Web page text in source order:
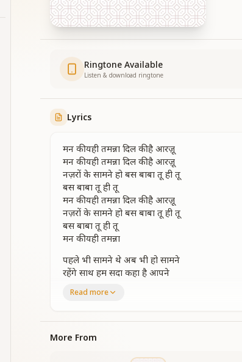
Ringtone Available
Listen & download ringtone
Lyrics
मन की यही तमन्ना दिल की है आरज़ू
मन की यही तमन्ना दिल की है आरज़ू
नज़रों के सामने हो बस बाबा तू ही तू
बस बाबा तू ही तू
मन की यही तमन्ना दिल की है आरज़ू
नज़रों के सामने हो बस बाबा तू ही तू
बस बाबा तू ही तू
मन की यही तमन्ना
पहले भी सामने थे अब भी हो सामने
रहेंगे साथ हम सदा कहा है आपने
रहेंगे साथ हम सदा कहा है आपने
नज़रों के सामने हो बस बाबा तू ही तू
बस बाबा तू ही तू
Read more
More From